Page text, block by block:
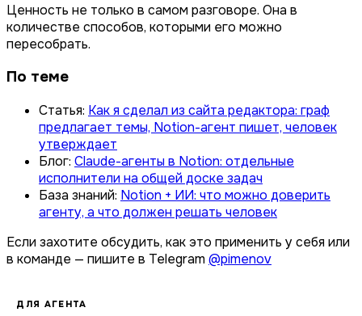
Ценность не только в самом разговоре. Она в
количестве способов, которыми его можно
пересобрать.
По теме
Статья: Как я сделал из сайта редактора: граф
предлагает темы, Notion-агент пишет, человек
утверждает
Блог: Claude-агенты в Notion: отдельные
исполнители на общей доске задач
База знаний: Notion + ИИ: что можно доверить
агенту, а что должен решать человек
Если захотите обсудить, как это применить у себя или
в команде — пишите в Telegram @pimenov
ДЛЯ АГЕНТА